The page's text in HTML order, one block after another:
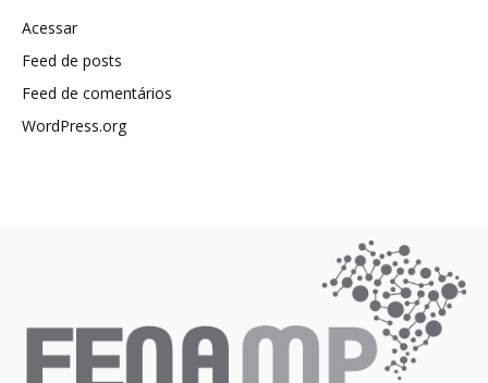
Acessar
Feed de posts
Feed de comentários
WordPress.org